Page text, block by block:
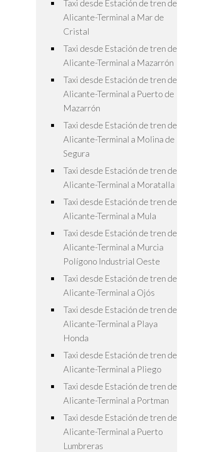
Taxi desde Estación de tren de
Alicante-Terminal a Mar de
Cristal
Taxi desde Estación de tren de
Alicante-Terminal a Mazarrón
Taxi desde Estación de tren de
Alicante-Terminal a Puerto de
Mazarrón
Taxi desde Estación de tren de
Alicante-Terminal a Molina de
Segura
Taxi desde Estación de tren de
Alicante-Terminal a Moratalla
Taxi desde Estación de tren de
Alicante-Terminal a Mula
Taxi desde Estación de tren de
Alicante-Terminal a Murcia
Polígono Industrial Oeste
Taxi desde Estación de tren de
Alicante-Terminal a Ojós
Taxi desde Estación de tren de
Alicante-Terminal a Playa
Honda
Taxi desde Estación de tren de
Alicante-Terminal a Pliego
Taxi desde Estación de tren de
Alicante-Terminal a Portman
Taxi desde Estación de tren de
Alicante-Terminal a Puerto
Lumbreras